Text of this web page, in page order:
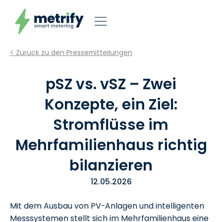
< Zurück zu den Pressemitteilungen
pSZ vs. vSZ – Zwei
Konzepte, ein Ziel:
Stromflüsse im
Mehrfamilienhaus richtig
bilanzieren
12.05.2026
Mit dem Ausbau von PV-Anlagen und intelligenten
Messsystemen stellt sich im Mehrfamilienhaus eine